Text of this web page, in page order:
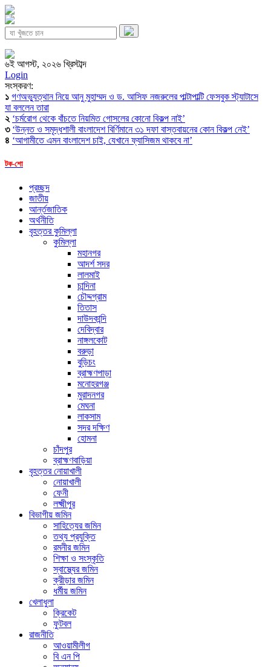
৬ই আগস্ট, ২০২৬ খ্রিস্টাব্দ
Login
সংস্করণ:
১ গণঅভ্যুত্থান নিয়ে আনু মুহাম্মদ ও ড. আসিফ নজরুলের পাল্টাপাল্টি ফেসবুক স্ট্যাটাসে
যা বললেন তারা
২ ‘চর্মরোগ থেকে বাঁচতে নিয়মিত গোসলের কোনো বিকল্প নাই’
৩ ‘উন্নত ও সমৃদ্ধশালী বাংলাদেশ বির্ণিমানে ৩১ দফা বাস্তবায়নের কোন বিকল্প নেই’
৪ ‘আগামীতে এমন বাংলাদেশ চাই, যেখানে ফ্যাসিজম থাকবে না’
টক-শো
প্রচ্ছদ
জাতীয়
আর্ন্তজাতিক
অর্থনীতি
বৃহত্তর কুমিল্লা
কুমিল্লা
মহানগর
আদর্শ সদর
লালমাই
চান্দিনা
চৌদ্দগ্রাম
তিতাস
দাউদকান্দি
দেবিদ্বার
নাঙ্গলকোট
বরুড়া
বুড়িচং
ব্রাহ্মণপাড়া
মনোহরগঞ্জ
মুরাদনগর
মেঘনা
লাকসাম
সদর দক্ষিণ
হোমনা
চাঁদপুর
ব্রাহ্মণবাড়িয়া
বৃহত্তর নোয়াখালী
নোয়াখালী
ফেনী
লক্ষ্মীপুর
বিভাগীয় জমিন
সাহিত্যের জমিন
তথ্য প্রযুক্তি
রমনীর জমিন
শিক্ষা ও সংস্কৃতি
স্বাস্থ্যের জমিন
ক্রীড়ার জমিন
ধর্মীয় জমিন
খেলাধুলা
ক্রিকেট
ফুটবল
রাজনীতি
আওয়ামীলীগ
বি এন পি